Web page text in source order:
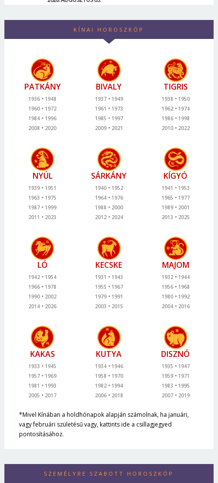
KÍNAI HOROSZKÓP
PATKÁNY
1936
1948
1960
1972
1984
1996
2008
2020
BIVALY
1937
1949
1961
1973
1985
1997
2009
2021
TIGRIS
1938
1950
1962
1974
1986
1998
2010
2022
NYÚL
1939
1951
1963
1975
1987
1999
2011
2023
SÁRKÁNY
1940
1952
1964
1976
1988
2000
2012
2024
KÍGYÓ
1941
1953
1965
1977
1989
2001
2013
2025
LÓ
1942
1954
1966
1978
1990
2002
2014
2026
KECSKE
1931
1943
1955
1967
1979
1991
2003
2015
MAJOM
1932
1944
1956
1968
1980
1992
2004
2016
KAKAS
1933
1945
1957
1969
1981
1993
2005
2017
KUTYA
1934
1946
1958
1970
1982
1994
2006
2018
DISZNÓ
1935
1947
1959
1971
1983
1995
2007
2019
*Mivel Kínában a holdhónapok alapján számolnak, ha januári,
vagy februári születésű vagy, kattints ide a csillagjegyed
pontosításához.
SZEMÉLYRE SZABOTT HOROSZKÓP